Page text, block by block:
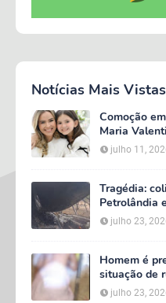
Notícias Mais
Comoção
Maria
começa às
julho 11,
Tragédia:
Petrolândia
em Floresta
julho 23,
Homem é
situação de
corpo em
julho 23,